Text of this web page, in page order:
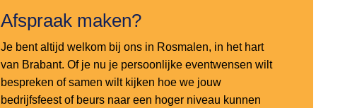
Afspraak maken?
Je bent altijd welkom bij ons in Rosmalen, in het hart
van Brabant. Of je nu je persoonlijke eventwensen wilt
bespreken of samen wilt kijken hoe we jouw
bedrijfsfeest of beurs naar een hoger niveau kunnen